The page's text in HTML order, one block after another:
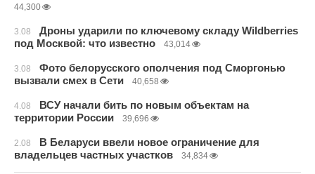
44,300
3.08
Дроны ударили по ключевому складу Wildberries
под Москвой: что известно
43,014
3.08
Фото белорусского ополчения под Сморгонью
вызвали смех в Сети
40,658
4.08
ВСУ начали бить по новым объектам на
территории России
39,696
2.08
В Беларуси ввели новое ограничение для
владельцев частных участков
34,834